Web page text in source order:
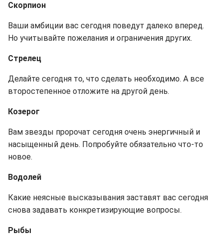
Скорпион
Ваши амбиции вас сегодня поведут далеко вперед.
Но учитывайте пожелания и ограничения других.
Стрелец
Делайте сегодня то, что сделать необходимо. А все
второстепенное отложите на другой день.
Козерог
Вам звезды пророчат сегодня очень энергичный и
насыщенный день. Попробуйте обязательно что-то
новое.
Водолей
Какие неясные высказывания заставят вас сегодня
снова задавать конкретизирующие вопросы.
Рыбы